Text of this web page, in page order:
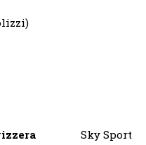
Svizzera Sky Sport